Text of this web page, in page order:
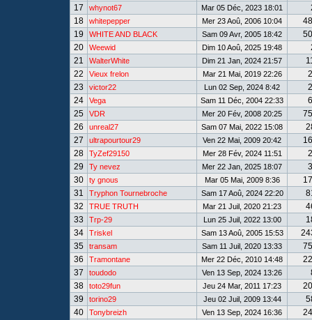
17
whynot67 Mar 05 Déc, 2023 18:01
18
whitepepper Mer 23 Aoû, 2006 10:04
19
WHITE AND BLACK Sam 09 Avr, 2005 18:42
20
Weewid Dim 10 Aoû, 2025 19:48
21
WalterWhite Dim 21 Jan, 2024 21:57
22
Vieux frelon Mar 21 Mai, 2019 22:26
23
victor22 Lun 02 Sep, 2024 8:42
24
Vega Sam 11 Déc, 2004 22:33
25
VDR Mer 20 Fév, 2008 20:25
26
unreal27 Sam 07 Mai, 2022 15:08
27
ultrapourtour29 Ven 22 Mai, 2009 20:42
28
TyZef29150 Mer 28 Fév, 2024 11:51
29
Ty nevez Mer 22 Jan, 2025 18:07
30
ty gnous Mar 05 Mai, 2009 8:36
31
Tryphon Tournebroche Sam 17 Aoû, 2024 22:20
32
TRUE TRUTH Mar 21 Juil, 2020 21:23
33
Trp-29 Lun 25 Juil, 2022 13:00
34
Triskel Sam 13 Aoû, 2005 15:53
35
transam Sam 11 Juil, 2020 13:33
36
Tramontane Mer 22 Déc, 2010 14:48
37
toudodo Ven 13 Sep, 2024 13:26
38
toto29fun Jeu 24 Mar, 2011 17:23
39
torino29 Jeu 02 Juil, 2009 13:44
40
Tonybreizh Ven 13 Sep, 2024 16:36